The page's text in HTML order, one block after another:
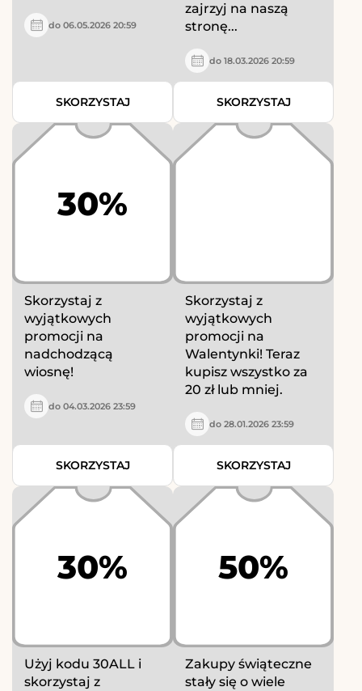
do 06.05.2026 20:59
SKORZYSTAJ
zajrzyj na naszą
stronę...
do 18.03.2026 20:59
SKORZYSTAJ
30%
Skorzystaj z
wyjątkowych
promocji na
nadchodzącą
wiosnę!
do 04.03.2026 23:59
SKORZYSTAJ
Skorzystaj z
wyjątkowych
promocji na
Walentynki! Teraz
kupisz wszystko za
20 zł lub mniej.
do 28.01.2026 23:59
SKORZYSTAJ
30%
Użyj kodu 30ALL i
skorzystaj z
50%
Zakupy świąteczne
stały się o wiele